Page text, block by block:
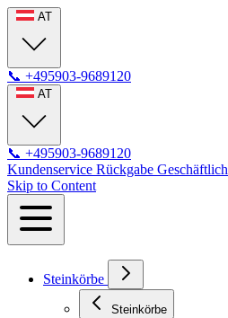
AT
📞 +495903-9689120
AT
📞 +495903-9689120
Kundenservice Rückgabe Geschäftlich
Skip to Content
Steinkörbe
Steinkörbe